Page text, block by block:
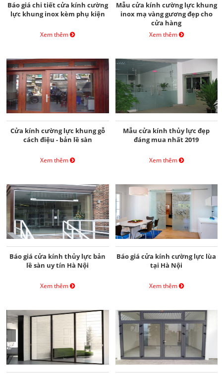
Báo giá chi tiết cửa kính cường
lực khung inox kèm phụ kiện
Xem thêm
Mẫu cửa kính cường lực khung
inox mạ vàng gương đẹp cho
cửa hàng
Xem thêm
Cửa kính cường lực khung gỗ
cách điệu - bản lề sàn
Xem thêm
Mẫu cửa kính thủy lực đẹp
đáng mua nhất 2019
Xem thêm
Báo giá cửa kính thủy lực bản
lề sàn uy tín Hà Nội
Xem thêm
Báo giá cửa kính cường lực lùa
tại Hà Nội
Xem thêm